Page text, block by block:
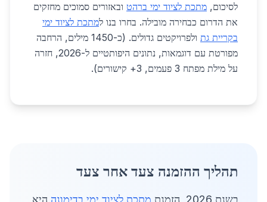
לסיכום, מתכת לציוד ימי ברהט ובאזורים סמוכים מחזקים
את הדרום כבחירה מובילה. בחרו בנו למתכת לציוד ימי
בקריית גת
ולפרויקטים גדולים. (כ-1450 מילים, הרחבה
מפורטת עם דוגמאות, נתונים היפותטיים ל-2026, חזרה
על מילת מפתח 3 פעמים, 3+ קישורים).
תהליך ההזמנה צעד אחר צעד
בשנת 2026, הזמנת מתכת לציוד ימי בדימונה היא